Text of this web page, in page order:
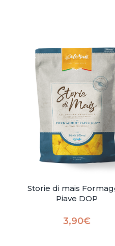
Storie di mais
Piave DOP
3,90€